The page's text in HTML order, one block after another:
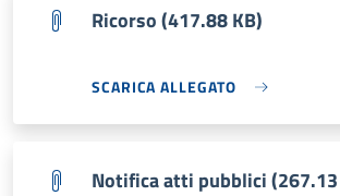
Ricorso (417.88 KB)
SCARICA ALLEGATO
Notifica atti pubblici (267.13